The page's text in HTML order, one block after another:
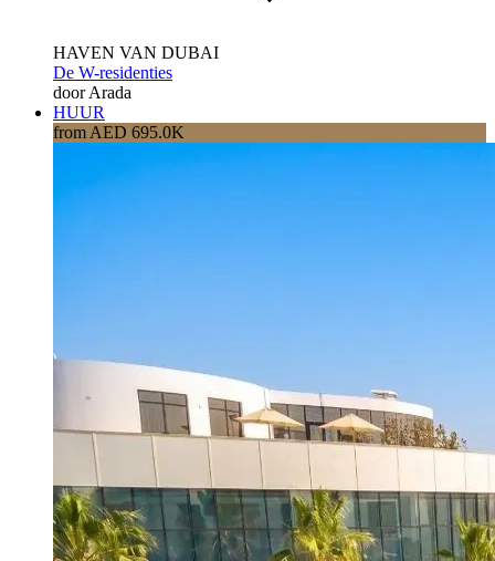
HAVEN VAN DUBAI
De W-residenties
door Arada
HUUR
from AED 695.0K